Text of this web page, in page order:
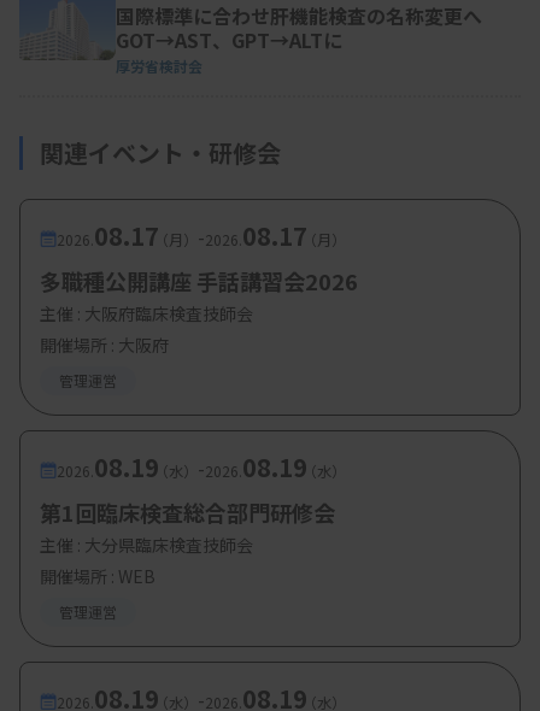
国際標準に合わせ肝機能検査の名称変更へ
GOT→AST、GPT→ALTに
厚労省検討会
関連イベント・研修会
2026. 08.17（月） -2026. 08.17（月）
多職種公開講座 手話講習会2026
主催 : 大阪府臨床検査技師会
開催場所 : 大阪府
管理運営
2026. 08.19（水） -2026. 08.19（水）
第1回臨床検査総合部門研修会
主催 : 大分県臨床検査技師会
開催場所 : WEB
管理運営
2026. 08.19（水） -2026. 08.19（水）